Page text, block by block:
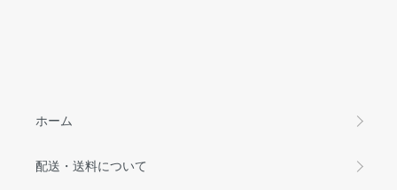
ホーム
配送・送料について